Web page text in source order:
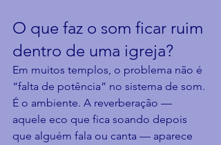
O que faz o som ficar ruim
dentro de uma igreja?
Em muitos templos, o problema não é
“falta de potência” no sistema de som.
É o ambiente. A reverberação —
aquele eco que fica soando depois
que alguém fala ou canta — aparece